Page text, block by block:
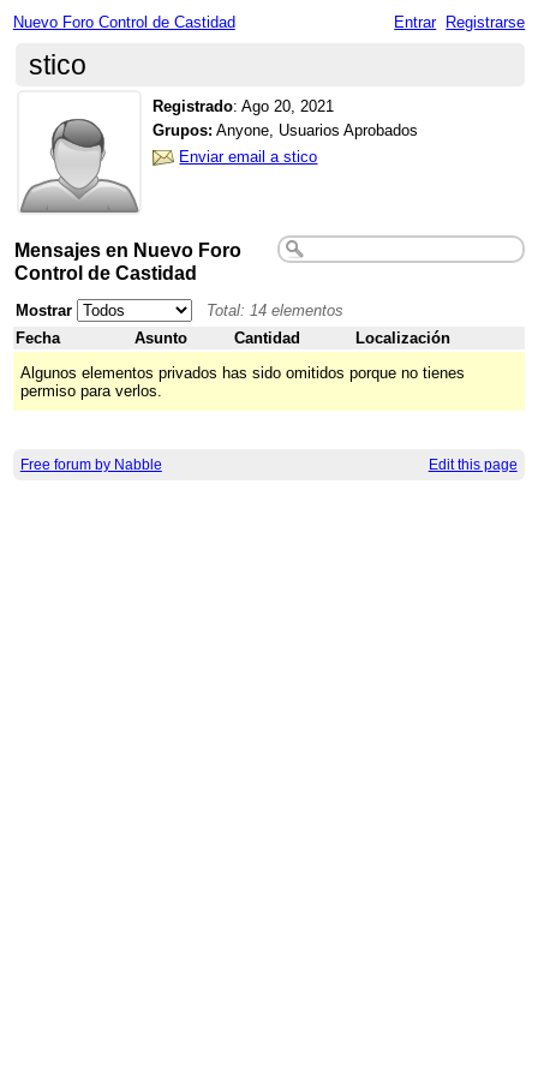
Nuevo Foro Control de Castidad Entrar Registrarse
stico
Registrado:Ago 20, 2021
Grupos: Anyone, Usuarios Aprobados
Enviar email a stico
Mensajes en Nuevo Foro
Control de Castidad
Mostrar
Total: 14 elementos
Fecha
Asunto Cantidad
Localización
Algunos elementos privados has sido omitidos porque no tienes
permiso para verlos.
Free forum by Nabble Edit this page